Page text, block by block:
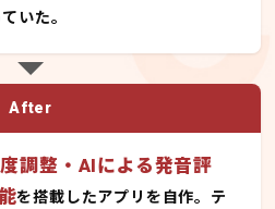
いた。
After
調整・AIによる発音評
を搭載したアプリを自作。テ